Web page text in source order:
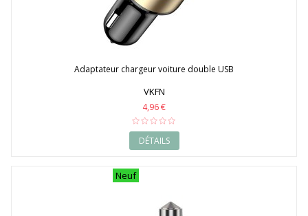
Adaptateur chargeur voiture double USB
VKFN
4,96 €
DÉTAILS
Neuf